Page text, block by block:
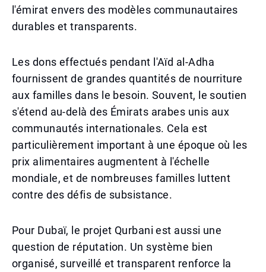
l'émirat envers des modèles communautaires
durables et transparents.
Les dons effectués pendant l'Aïd al-Adha
fournissent de grandes quantités de nourriture
aux familles dans le besoin. Souvent, le soutien
s'étend au-delà des Émirats arabes unis aux
communautés internationales. Cela est
particulièrement important à une époque où les
prix alimentaires augmentent à l'échelle
mondiale, et de nombreuses familles luttent
contre des défis de subsistance.
Pour Dubaï, le projet Qurbani est aussi une
question de réputation. Un système bien
organisé, surveillé et transparent renforce la